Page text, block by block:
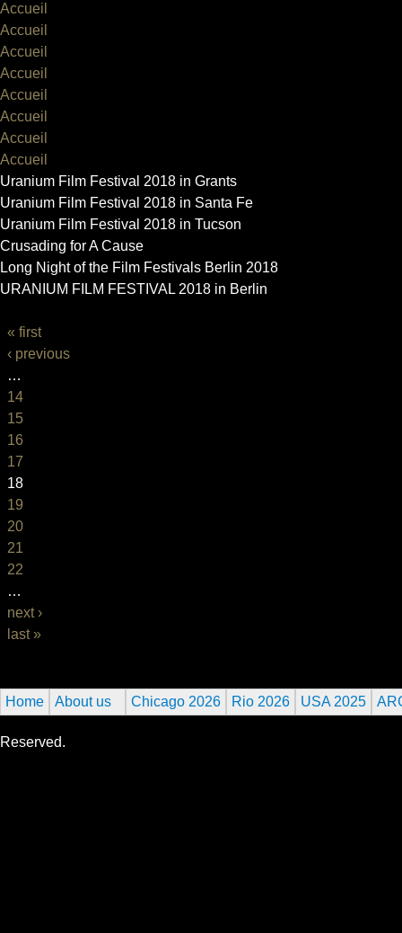
Accueil
Accueil
Accueil
Accueil
Accueil
Accueil
Accueil
Accueil
Uranium Film Festival 2018 in Grants
Uranium Film Festival 2018 in Santa Fe
Uranium Film Festival 2018 in Tucson
Crusading for A Cause
Long Night of the Film Festivals Berlin 2018
URANIUM FILM FESTIVAL 2018 in Berlin
« first
‹ previous
…
14
15
16
17
18
19
20
21
22
…
next ›
last »
Home About us Chicago 2026 Rio 2026 USA 2025
Reserved.